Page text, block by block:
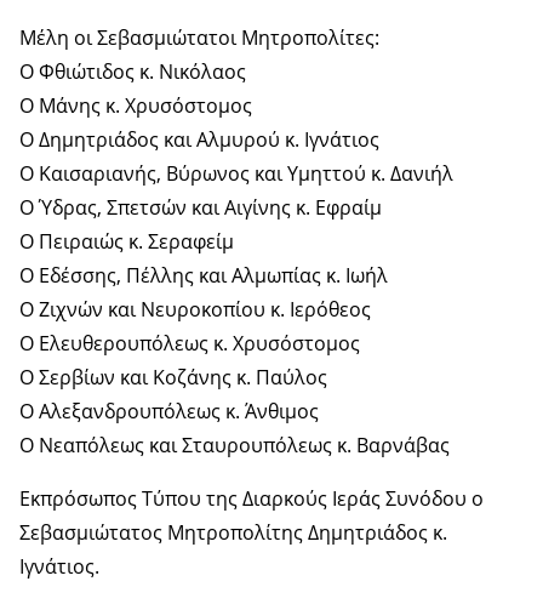
Μέλη οι Σεβασμιώτατοι Μητροπολίτες:
Ο Φθιώτιδος κ. Νικόλαος
Ο Μάνης κ. Χρυσόστομος
Ο Δημητριάδος και Αλμυρού κ. Ιγνάτιος
Ο Καισαριανής, Βύρωνος και Υμηττού κ. Δανιήλ
Ο Ύδρας, Σπετσών και Αιγίνης κ. Εφραίμ
Ο Πειραιώς κ. Σεραφείμ
Ο Εδέσσης, Πέλλης και Αλμωπίας κ. Ιωήλ
Ο Ζιχνών και Νευροκοπίου κ. Ιερόθεος
Ο Ελευθερουπόλεως κ. Χρυσόστομος
Ο Σερβίων και Κοζάνης κ. Παύλος
Ο Αλεξανδρουπόλεως κ. Άνθιμος
Ο Νεαπόλεως και Σταυρουπόλεως κ. Βαρνάβας
Εκπρόσωπος Τύπου της Διαρκούς Ιεράς Συνόδου ο
Σεβασμιώτατος Μητροπολίτης Δημητριάδος κ.
Ιγνάτιος.